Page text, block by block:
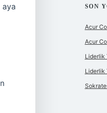
aya
SON
Acur
Acur
Liderlik
Liderlik